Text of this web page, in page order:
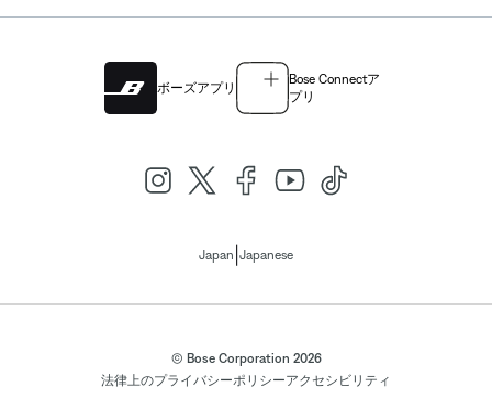
ボーズアプリ
Bose Connectア
プリ
Japan Japanese
© Bose Corporation 2026
法律上のプライバシーポリシーアクセシビリティ